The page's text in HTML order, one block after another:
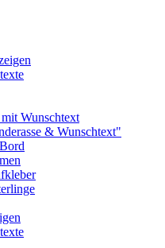
Wunschtext
& Wunschtext"